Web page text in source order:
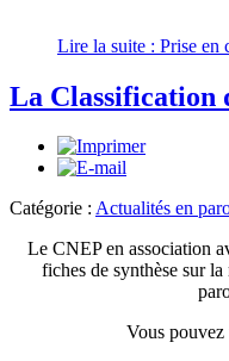
Lire la suite : Prise en
La Classification
Catégorie : Actualités en
Le CNEP en association
fiches de synthèse sur
Vous pouvez